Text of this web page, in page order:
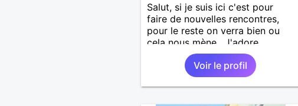
Salut, si je suis ici c'est pour
faire de nouvelles rencontres,
pour le reste on verra bien ou
cela nous mène . J'adore
découvrir de nouvelles choses ,
alors si vous voulez m'initier à
l'une de vos activités je suis
partant.
Voir le profil